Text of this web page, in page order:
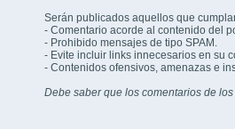
Serán publicados aquellos que
- Comentario acorde al contenido del
- Prohibido mensajes de tipo SPAM.
- Evite incluir links innecesarios en su
- Contenidos ofensivos, amenazas e
Debe saber que los comentarios de